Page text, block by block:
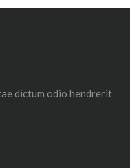
dictum odio hendrerit